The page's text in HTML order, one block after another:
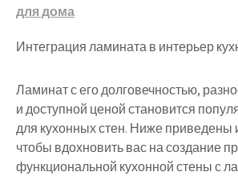
для дома
Интеграция ламината в интерьер
Ламинат с его долговечностью,
и доступной ценой становится
для кухонных стен. Ниже приведены
чтобы вдохновить вас на создание
функциональной кухонной стены с